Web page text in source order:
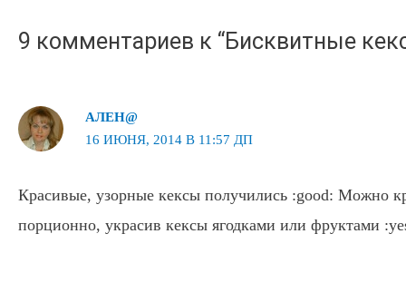
9 комментариев к “Бисквитные
АЛЕН@
16 ИЮНЯ, 2014 В 11:57 ДП
Красивые, узорные кексы получились :good: Можно
порционно, украсив кексы ягодками или фруктами